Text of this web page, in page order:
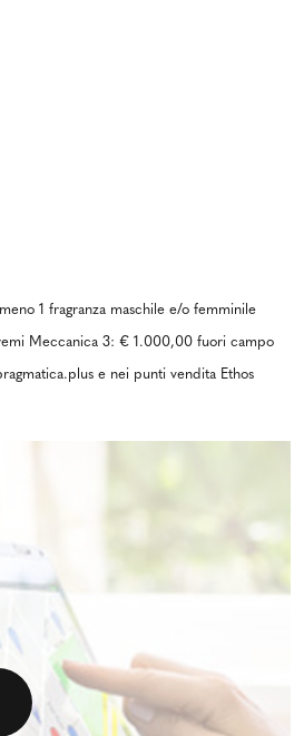
1 fragranza maschile e/o femminile
Meccanica 3: € 1.000,00 fuori campo
e nei punti vendita Ethos